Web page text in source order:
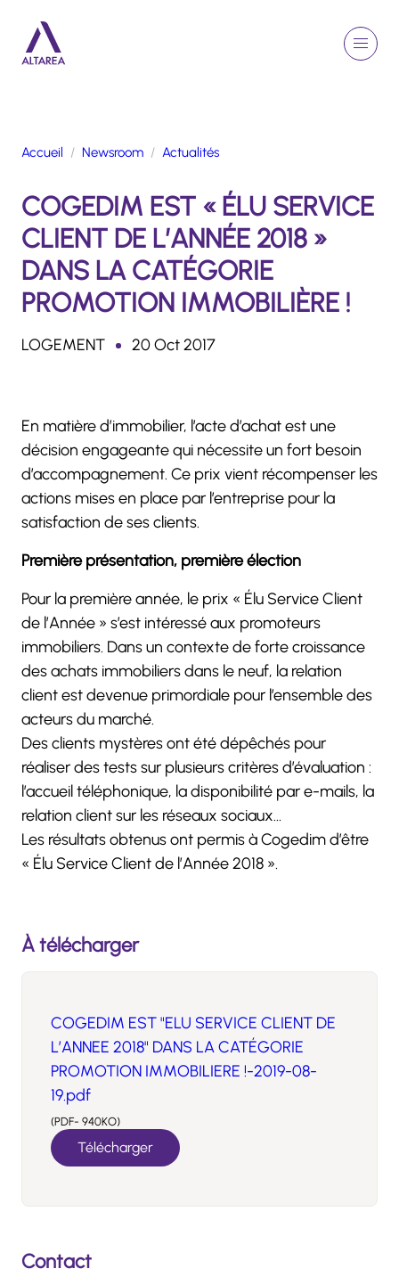
Menu
ACTIVITÉS
ENGAGEMENTS
TALENTS
FINANCE
NEWSROOM
Rechercher
Accueil Newsroom Actualités
COGEDIM EST « ÉLU SERVICE
CLIENT DE L’ANNÉE 2018 »
DANS LA CATÉGORIE
PROMOTION IMMOBILIÈRE !
LOGEMENT 20 Oct 2017
En matière d’immobilier, l’acte d’achat est une
décision engageante qui nécessite un fort besoin
d’accompagnement. Ce prix vient récompenser les
actions mises en place par l’entreprise pour la
satisfaction de ses clients.
Première présentation, première élection
Pour la première année, le prix « Élu Service Client
de l’Année » s’est intéressé aux promoteurs
immobiliers. Dans un contexte de forte croissance
des achats immobiliers dans le neuf, la relation
client est devenue primordiale pour l’ensemble des
acteurs du marché.
Des clients mystères ont été dépêchés pour
réaliser des tests sur plusieurs critères d’évaluation :
l’accueil téléphonique, la disponibilité par e-mails, la
relation client sur les réseaux sociaux…
Les résultats obtenus ont permis à Cogedim d’être
« Élu Service Client de l’Année 2018 ».
À télécharger
COGEDIM EST "ELU SERVICE CLIENT DE
L’ANNEE 2018" DANS LA CATÉGORIE
PROMOTION IMMOBILIERE !-2019-08-
19.pdf
(PDF- 940KO)
Télécharger
Contact